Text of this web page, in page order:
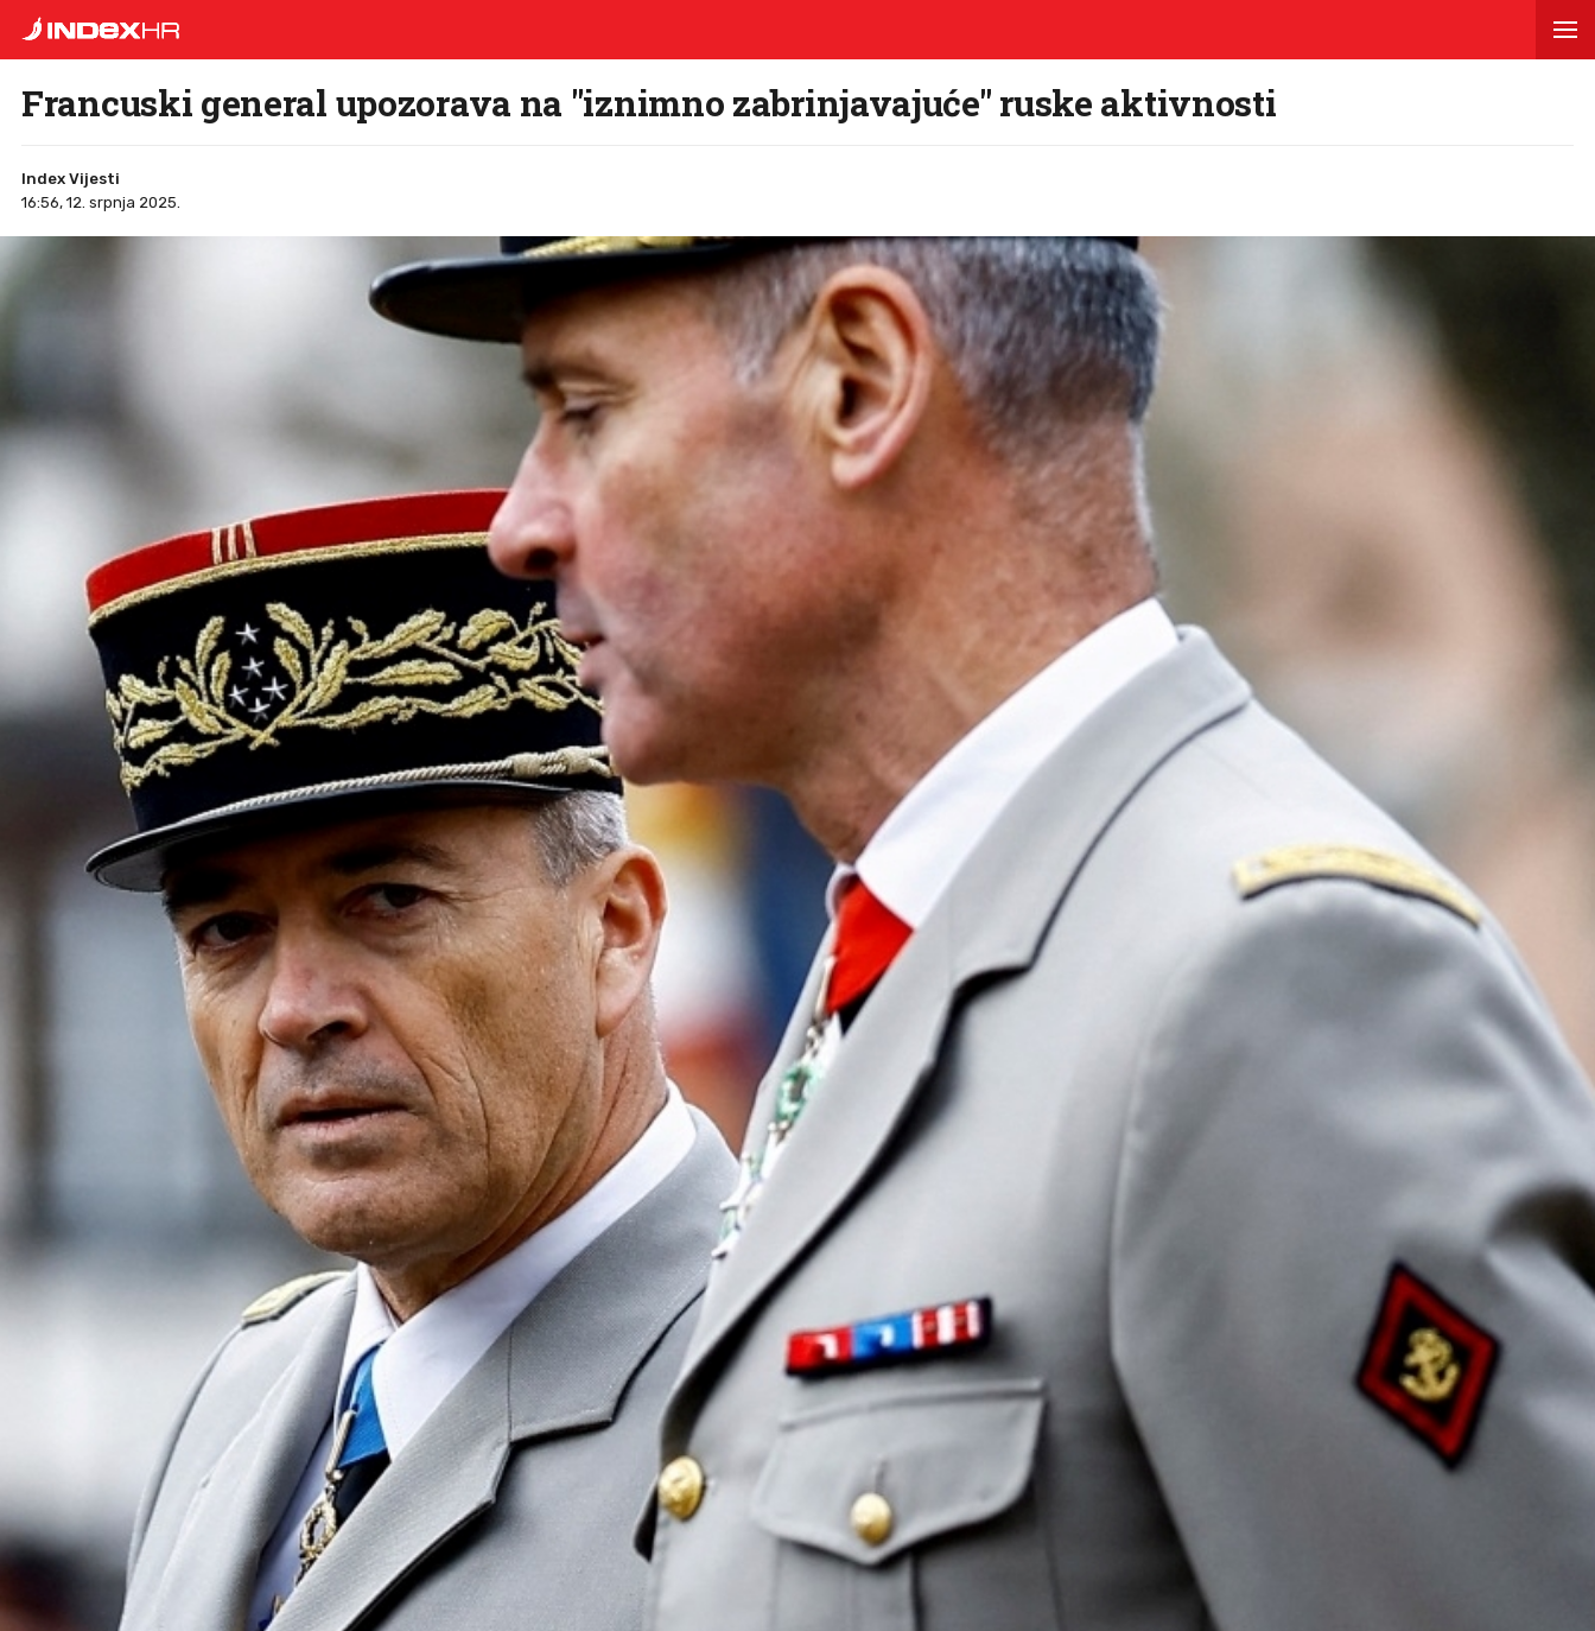
Francuski general upozorava na "iznimno zabrinjavajuće" ruske aktivnosti
Index Vijesti
16:56, 12. srpnja 2025.